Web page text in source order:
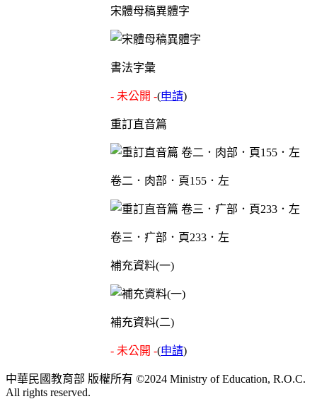
宋體母稿異體字
書法字彙
- 未公開 -(申請)
重訂直音篇
卷二．肉部．頁155．左
卷三．疒部．頁233．左
補充資料(一)
補充資料(二)
- 未公開 -(申請)
中華民國教育部 版權所有 ©2024 Ministry of Education, R.O.C.
All rights reserved.